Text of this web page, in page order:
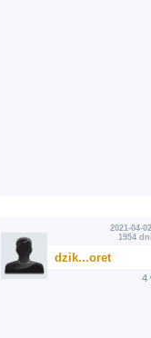
2021-04-
1954
dzik...oret
4